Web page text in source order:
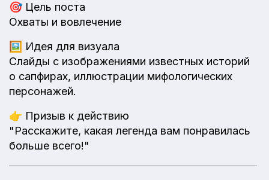
🎯 Цель поста
Охваты и вовлечение
🖼️ Идея для визуала
Слайды с изображениями известных историй
о сапфирах, иллюстрации мифологических
персонажей.
👉 Призыв к действию
"Расскажите, какая легенда вам понравилась
больше всего!"